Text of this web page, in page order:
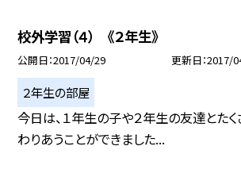
校外学習（４） 《２年生》
公開日 2017/04/29 更新日 2017/
２年生の部屋
今日は、１年生の子や２年生の友達とたく
わりあうことができました...